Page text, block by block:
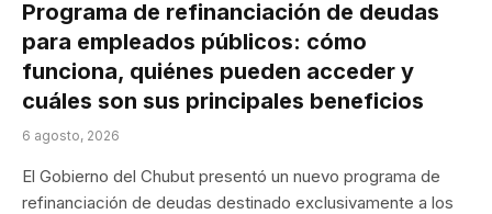
Programa de refinanciación de deudas
para empleados públicos: cómo
funciona, quiénes pueden acceder y
cuáles son sus principales beneficios
6 agosto, 2026
El Gobierno del Chubut presentó un nuevo programa de
refinanciación de deudas destinado exclusivamente a los